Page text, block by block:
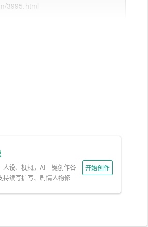
需输入标题和关键词，一键点
具吸引力。
在批量生产内容、快速响应热点
3995.html
人设、梗概，AI一键创作各
持续写扩写、剧情人物修
开始创作